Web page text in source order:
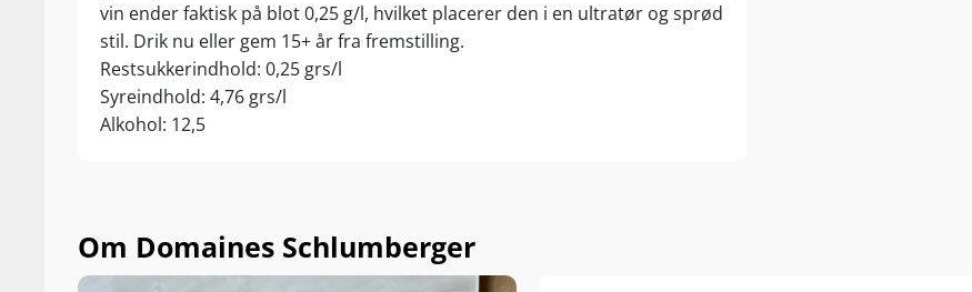
vin ender faktisk på blot 0,25 g/l, hvilket placerer den i en ultratør og sprød
stil. Drik nu eller gem 15+ år fra fremstilling.
Restsukkerindhold: 0,25 grs/l
Syreindhold: 4,76 grs/l
Alkohol: 12,5
Om Domaines Schlumberger